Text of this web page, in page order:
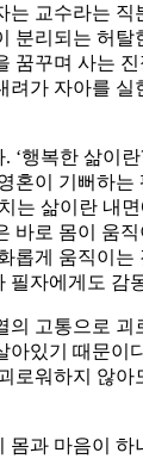
는 교수라는 직
분리되는 허탈
꿈꾸며 사는
려가 자아를 실
‘행복한 삶이
혼이 기뻐하는
는 삶이란 내
바로 몸이 움
롭게 움직이는
필자에게도 감
의 고통으로 괴
아있기 때문이
로워하지 않아
과 마음이 하